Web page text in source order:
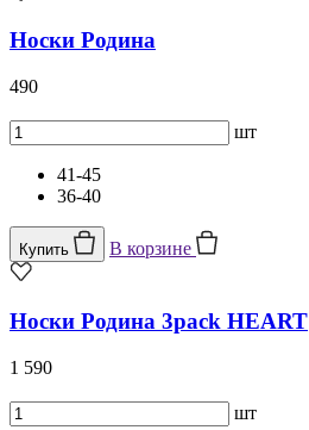
Носки Родина
490
шт
41-45
36-40
Купить В корзине
Носки Родина 3pack HEART
1 590
шт